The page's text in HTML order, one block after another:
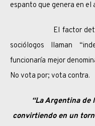
espanto que genera en el
El factor
sociólogos llaman
funcionaría mejor
No vota por; vota contra.
“La Argentina de
convirtiendo en un